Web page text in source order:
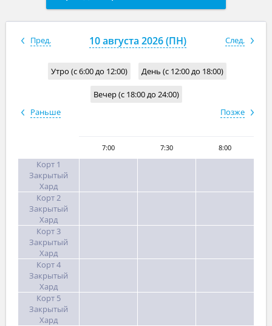
Групповое занятие с тренером
Пред. 10 августа 2026 (ПН) След.
Утро (с 6:00 до 12:00) День (с 12:00 до 18:00)
Вечер (с 18:00 до 24:00)
Раньше
Позже
7:00 7:30 8:00
Корт 1
Закрытый
Хард
Корт 2
Закрытый
Хард
Корт 3
Закрытый
Хард
Корт 4
Закрытый
Хард
Корт 5
Закрытый
Хард